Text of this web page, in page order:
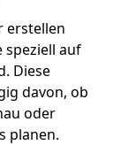
erstellen
speziell auf
Diese
davon, ob
oder
planen.